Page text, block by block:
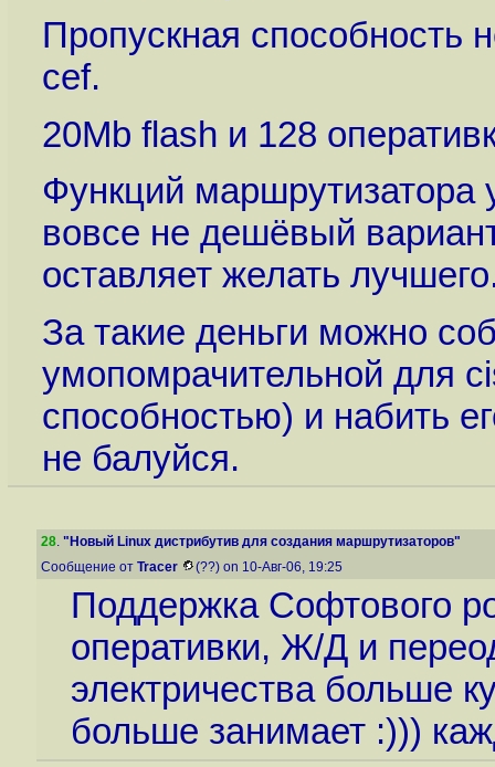
Пропускная способность
cef.
20Mb flash и 128
Функций маршрутизатора
вовсе не дешёвый
оставляет желать
За такие деньги можно
умопомрачительной для
способностью) и набить
не балуйся.
28. "Новый Linux дистрибутив для создания маршрутизаторов"
Сообщение от Tracer (??) on 10-Авг-06, 19:25
Поддержка Софтового
оперативки, Ж/Д и
электричества больше
больше занимает :)))